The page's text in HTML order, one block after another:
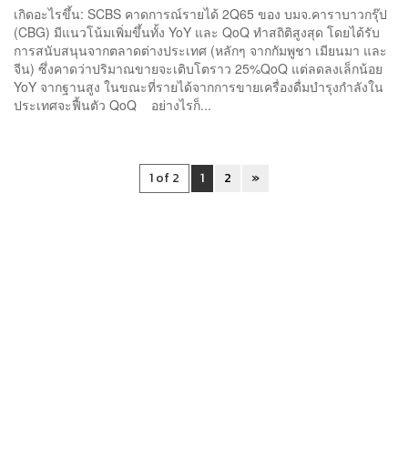
เกิดอะไรขึ้น: SCBS คาดการณ์รายได้ 2Q65 ของ บมจ.คาราบาวกรุ๊ป
(CBG) มีแนวโน้มเพิ่มขึ้นทั้ง YoY และ QoQ ทำสถิติสูงสุด โดยได้รับ
การสนับสนุนจากตลาดต่างประเทศ (หลักๆ จากกัมพูชา เมียนมา และ
จีน) ซึ่งคาดว่าปริมาณขายจะเติบโตราว 25%QoQ แต่ลดลงเล็กน้อย
YoY จากฐานสูง ในขณะที่รายได้จากการขายเครื่องดื่มบำรุงกำลังใน
ประเทศจะฟื้นตัว QoQ อย่างไรก็...
1 of 2 1 2 »